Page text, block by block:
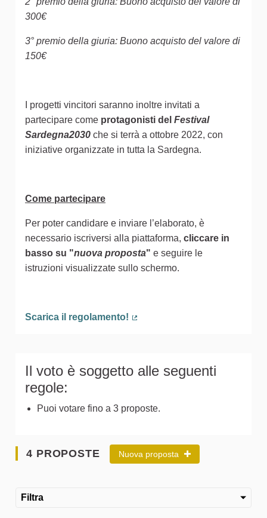
300€
3° premio della giuria: Buono acquisto del valore di
150€
I progetti vincitori saranno inoltre invitati a
partecipare come protagonisti del Festival
Sardegna2030 che si terrà a ottobre 2022, con
iniziative organizzate in tutta la Sardegna.
Come partecipare
Per poter candidare e inviare l’elaborato, è
necessario iscriversi alla piattaforma, cliccare in
basso su "nuova proposta" e seguire le
istruzioni visualizzate sullo schermo.
Scarica il regolamento!
Il voto è soggetto alle seguenti
regole:
Puoi votare fino a 3 proposte.
4 PROPOSTE Nuova proposta
Filtra